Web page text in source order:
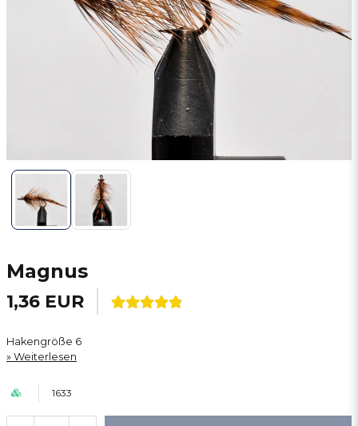
Magnus
1,36 EUR
Hakengröße 6
Weiterlesen
1633